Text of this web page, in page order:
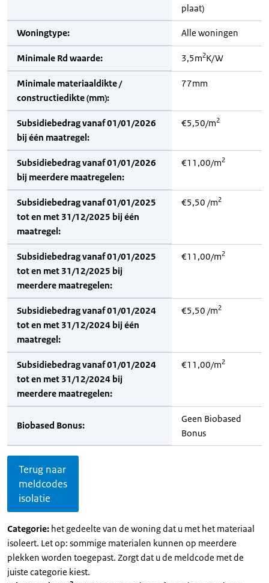
plaat)
Woningtype: Alle woningen
Minimale Rd waarde: 3,5m2K/W
Minimale materiaaldikte /
constructiedikte (mm):
77mm
Subsidiebedrag vanaf 01/01/2026
bij één maatregel:
€5,50/m2
Subsidiebedrag vanaf 01/01/2026
bij meerdere maatregelen:
€11,00/m2
Subsidiebedrag vanaf 01/01/2025
tot en met 31/12/2025 bij één
maatregel:
€5,50 /m2
Subsidiebedrag vanaf 01/01/2025
tot en met 31/12/2025 bij
meerdere maatregelen:
€11,00/m2
Subsidiebedrag vanaf 01/01/2024
tot en met 31/12/2024 bij één
maatregel:
€5,50 /m2
Subsidiebedrag vanaf 01/01/2024
tot en met 31/12/2024 bij
meerdere maatregelen:
€11,00/m2
Biobased Bonus:
Geen Biobased
Bonus
Terug naar
meldcodes
isolatie
Categorie: het gedeelte van de woning dat u met het materiaal
isoleert. Let op: sommige materialen kunnen op meerdere
plekken worden toegepast. Zorgt dat u de meldcode met de
juiste categorie kiest.